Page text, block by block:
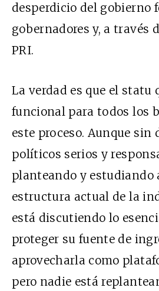
desperdicio del gobierno
gobernadores y, a través
PRI.
La verdad es que el statu
funcional para todos los
este proceso. Aunque sin
políticos serios y
planteando y estudiando
estructura actual de la
está discutiendo lo
proteger su fuente de
aprovecharla como
pero nadie está